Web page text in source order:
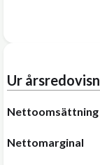
Ur
Nettoomsättning
Nettomarginal